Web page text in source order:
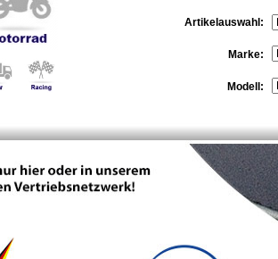
Artikelauswahl:
Marke:
Modell: